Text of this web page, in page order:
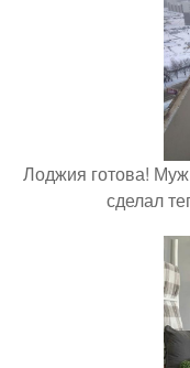
Лоджия готова! Муж
сделал